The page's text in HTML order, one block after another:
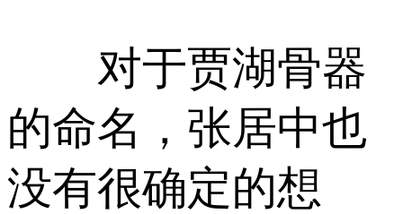
对于贾湖骨器
的命名，张居中也
没有很确定的想